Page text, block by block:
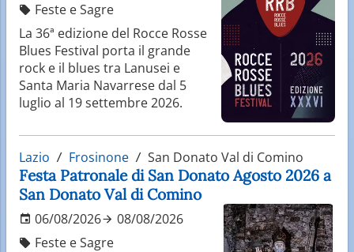
Feste e Sagre
La 36ª edizione del Rocce Rosse
Blues Festival porta il grande
rock e il blues tra Lanusei e
Santa Maria Navarrese dal 5
luglio al 19 settembre 2026.
Lazio Frosinone San Donato Val di Comino
Festa Patronale di San Donato Agosto 2026 a
San Donato Val di Comino
06/08/2026
08/08/2026
Feste e Sagre